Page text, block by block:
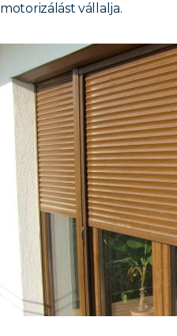
motorizálást vállalja.